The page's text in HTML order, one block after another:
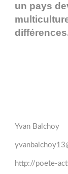
un pays
Yvan Balchoy
http://poete-